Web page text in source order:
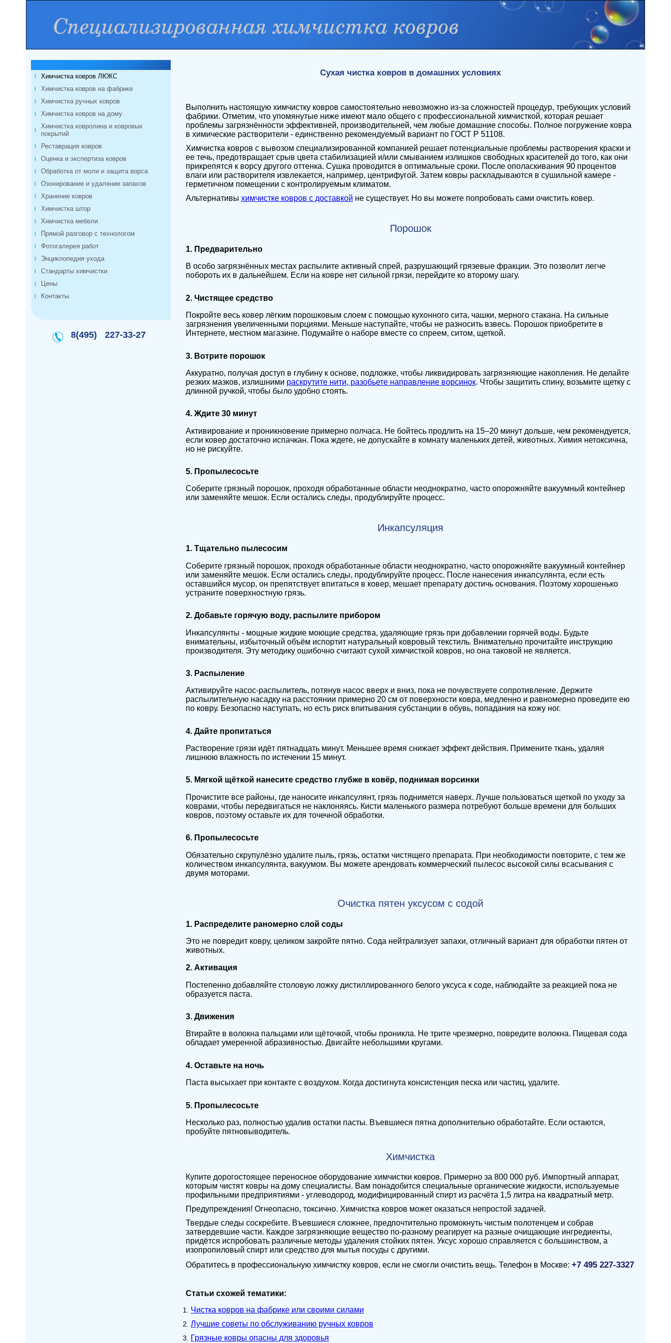
Химчистка ковров ЛЮКС
Химчистка ковров на фабрике
Химчистка ручных ковров
Химчистка ковров на дому
Химчистка ковролина и ковровых
покрытий
Реставрация ковров
Оценка и экспертиза ковров
Обработка от моли и защита ворса
Озонирование и удаление запахов
Хранение ковров
Химчистка штор
Химчистка мебели
Прямой разговор с технологом
Фотогалерея работ
Энциклопедия ухода
Стандарты химчистки
Цены
Контакты
8(495) 227-33-27
Сухая чистка ковров в домашних условиях
Выполнить настоящую химчистку ковров самостоятельно невозможно из-за сложностей процедур, требующих условий
фабрики. Отметим, что упомянутые ниже имеют мало общего с профессиональной химчисткой, которая решает
проблемы загрязнённости эффективней, производительней, чем любые домашние способы. Полное погружение ковра
в химические растворители - единственно рекомендуемый вариант по ГОСТ Р 51108.
Химчистка ковров с вывозом специализированной компанией решает потенциальные проблемы растворения краски и
ее течь, предотвращает срыв цвета стабилизацией и/или смыванием излишков свободных красителей до того, как они
прикрепятся к ворсу другого оттенка. Сушка проводится в оптимальные сроки. После ополаскивания 90 процентов
влаги или растворителя извлекается, например, центрифугой. Затем ковры раскладываются в сушильной камере -
герметичном помещении с контролируемым климатом.
Альтернативы химчистке ковров с доставкой не существует. Но вы можете попробовать сами очистить ковер.
Порошок
1. Предварительно
В особо загрязнённых местах распылите активный спрей, разрушающий грязевые фракции. Это позволит легче
побороть их в дальнейшем. Если на ковре нет сильной грязи, перейдите ко второму шагу.
2. Чистящее средство
Покройте весь ковер лёгким порошковым слоем с помощью кухонного сита, чашки, мерного стакана. На сильные
загрязнения увеличенными порциями. Меньше наступайте, чтобы не разносить взвесь. Порошок приобретите в
Интернете, местном магазине. Подумайте о наборе вместе со спреем, ситом, щеткой.
3. Вотрите порошок
Аккуратно, получая доступ в глубину к основе, подложке, чтобы ликвидировать загрязняющие накопления. Не делайте
резких мазков, излишними раскрутите нити, разобьете направление ворсинок. Чтобы защитить спину, возьмите щетку с
длинной ручкой, чтобы было удобно стоять.
4. Ждите 30 минут
Активирование и проникновение примерно полчаса. Не бойтесь продлить на 15–20 минут дольше, чем рекомендуется,
если ковер достаточно испачкан. Пока ждете, не допускайте в комнату маленьких детей, животных. Химия нетоксична,
но не рискуйте.
5. Пропылесосьте
Соберите грязный порошок, проходя обработанные области неоднократно, часто опорожняйте вакуумный контейнер
или заменяйте мешок. Если остались следы, продублируйте процесс.
Инкапсуляция
1. Тщательно пылесосим
Соберите грязный порошок, проходя обработанные области неоднократно, часто опорожняйте вакуумный контейнер
или заменяйте мешок. Если остались следы, продублируйте процесс. После нанесения инкапсулянта, если есть
оставшийся мусор, он препятствует впитаться в ковер, мешает препарату достичь основания. Поэтому хорошенько
устраните поверхностную грязь.
2. Добавьте горячую воду, распылите прибором
Инкапсулянты - мощные жидкие моющие средства, удаляющие грязь при добавлении горячей воды. Будьте
внимательны, избыточный объём испортит натуральный ковровый текстиль. Внимательно прочитайте инструкцию
производителя. Эту методику ошибочно считают сухой химчисткой ковров, но она таковой не является.
3. Распыление
Активируйте насос-распылитель, потянув насос вверх и вниз, пока не почувствуете сопротивление. Держите
распылительную насадку на расстоянии примерно 20 см от поверхности ковра, медленно и равномерно проведите ею
по ковру. Безопасно наступать, но есть риск впитывания субстанции в обувь, попадания на кожу ног.
4. Дайте пропитаться
Растворение грязи идёт пятнадцать минут. Меньшее время снижает эффект действия. Примените ткань, удаляя
лишнюю влажность по истечении 15 минут.
5. Мягкой щёткой нанесите средство глубже в ковёр, поднимая ворсинки
Прочистите все районы, где наносите инкапсулянт, грязь поднимется наверх. Лучше пользоваться щеткой по уходу за
коврами, чтобы передвигаться не наклоняясь. Кисти маленького размера потребуют больше времени для больших
ковров, поэтому оставьте их для точечной обработки.
6. Пропылесосьте
Обязательно скрупулёзно удалите пыль, грязь, остатки чистящего препарата. При необходимости повторите, с тем же
количеством инкапсулянта, вакуумом. Вы можете арендовать коммерческий пылесос высокой силы всасывания с
двумя моторами.
Очистка пятен уксусом с содой
1. Распределите раномерно слой соды
Это не повредит ковру, целиком закройте пятно. Сода нейтрализует запахи, отличный вариант для обработки пятен от
животных.
2. Активация
Постепенно добавляйте столовую ложку дистиллированного белого уксуса к соде, наблюдайте за реакцией пока не
образуется паста.
3. Движения
Втирайте в волокна пальцами или щёточкой, чтобы проникла. Не трите чрезмерно, повредите волокна. Пищевая сода
обладает умеренной абразивностью. Двигайте небольшими кругами.
4. Оставьте на ночь
Паста высыхает при контакте с воздухом. Когда достигнута консистенция песка или частиц, удалите.
5. Пропылесосьте
Несколько раз, полностью удалив остатки пасты. Въевшиеся пятна дополнительно обработайте. Если остаются,
пробуйте пятновыводитель.
Химчистка
Купите дорогостоящее переносное оборудование химчистки ковров. Примерно за 800 000 руб. Импортный аппарат,
которым чистят ковры на дому специалисты. Вам понадобится специальные органические жидкости, используемые
профильными предприятиями - углеводород, модифицированный спирт из расчёта 1,5 литра на квадратный метр.
Предупреждения! Огнеопасно, токсично. Химчистка ковров может оказаться непростой задачей.
Твердые следы соскребите. Въевшиеся сложнее, предпочтительно промокнуть чистым полотенцем и собрав
затвердевшие части. Каждое загрязняющие вещество по-разному реагирует на разные очищающие ингредиенты,
придётся испробовать различные методы удаления стойких пятен. Уксус хорошо справляется с большинством, а
изопропиловый спирт или средство для мытья посуды с другими.
Обратитесь в профессиональную химчистку ковров, если не смогли очистить вещь. Телефон в Москве: +7 495 227-3327
Статьи схожей тематики:
Чистка ковров на фабрике или своими силами
Лучшие советы по обслуживанию ручных ковров
Грязные ковры опасны для здоровья